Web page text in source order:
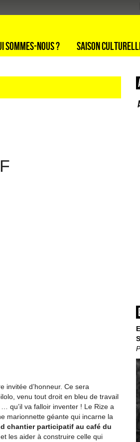
sommes-nous ? Saison
invitée d’honneur. Ce sera
venu tout droit en bleu de travail
qu’il va falloir inventer ! Le Rize a
marionnette géante qui incarne la
chantier participatif au café du
les aider à construire celle qui